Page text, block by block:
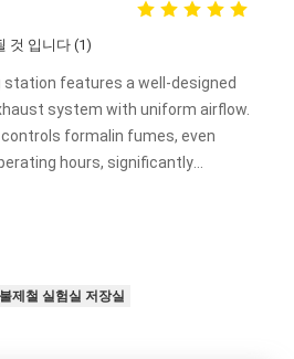
Highly recommended for
production environments that
것 입니다 (1)
station features a well-designed
system with uniform airflow.
formalin fumes, even
hours, significantly
safety.
제철 실험실 저장실